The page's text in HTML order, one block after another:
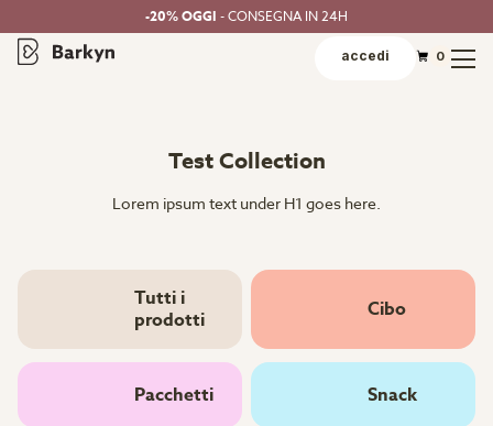
-20% OGGI - CONSEGNA IN 24H
accedi 0
Test Collection
Lorem ipsum text under H1 goes here.
Tutti i
prodotti
Cibo
Pacchetti Snack